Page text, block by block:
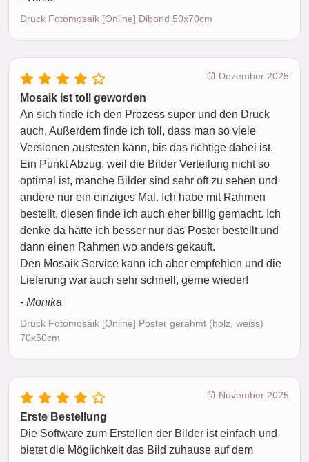
Druck Fotomosaik [Online] Dibond 50x70cm
Dezember 2025
Mosaik ist toll geworden
An sich finde ich den Prozess super und den Druck
auch. Außerdem finde ich toll, dass man so viele
Versionen austesten kann, bis das richtige dabei ist.
Ein Punkt Abzug, weil die Bilder Verteilung nicht so
optimal ist, manche Bilder sind sehr oft zu sehen und
andere nur ein einziges Mal. Ich habe mit Rahmen
bestellt, diesen finde ich auch eher billig gemacht. Ich
denke da hätte ich besser nur das Poster bestellt und
dann einen Rahmen wo anders gekauft.
Den Mosaik Service kann ich aber empfehlen und die
Lieferung war auch sehr schnell, gerne wieder!
- Monika
Druck Fotomosaik [Online] Poster gerahmt (holz, weiss)
70x50cm
November 2025
Erste Bestellung
Die Software zum Erstellen der Bilder ist einfach und
bietet die Möglichkeit das Bild zuhause auf dem